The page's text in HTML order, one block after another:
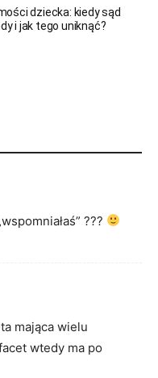
dziecka: kiedy sąd
i jak tego uniknąć?
???
mająca wielu
wtedy ma po